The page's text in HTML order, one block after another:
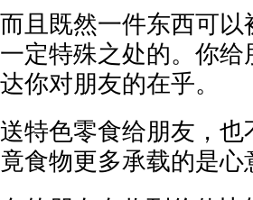
而且既然一件东西可
一定特殊之处的。你
达你对朋友的在乎。
送特色零食给朋友，
竟食物更多承载的是